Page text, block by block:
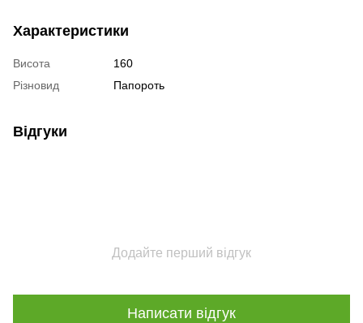
Характеристики
Висота
160
Різновид
Папороть
Відгуки
Додайте перший відгук
Написати відгук